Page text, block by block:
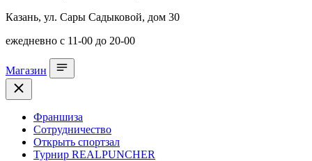
Казань, ул. Сары Садыковой, дом 30
ежедневно с 11-00 до 20-00
Магазин
Франшиза
Сотрудничество
Открыть спортзал
Турнир REALPUNCHER